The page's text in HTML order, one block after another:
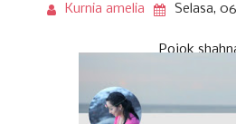
Kurnia amelia Selasa,
Pojok